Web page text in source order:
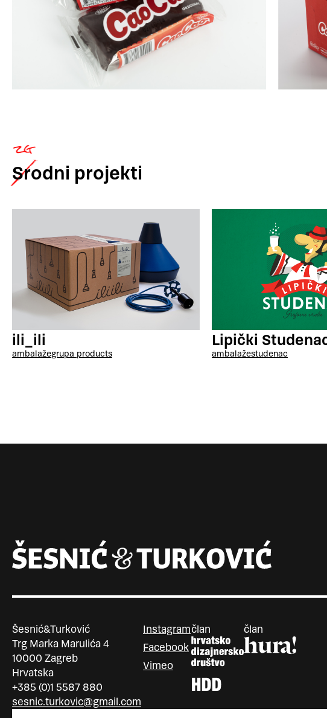
Srodni projekti
ili_ili
ambalažegrupa products
Lipički
ambalažestudenac
Šesnić&Turković
Trg Marka Marulića 4
10000 Zagreb
Hrvatska
+385 (0)1 5587 880
sesnic.turkovic@gmail.com
Instagram
Facebook
Vimeo
član član